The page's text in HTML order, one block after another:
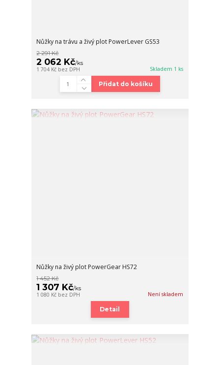
Nůžky na trávu a živý plot PowerLever GS53
2 291 Kč
2 062 Kč/ks
1 704 Kč bez DPH Skladem 1 ks
Přidat do košíku
Nůžky na živý plot PowerGear HS72
1 452 Kč
1 307 Kč/ks
1 080 Kč bez DPH Není skladem
Detail